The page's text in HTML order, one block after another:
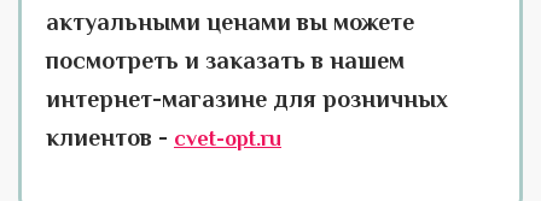
актуальными ценами вы можете
посмотреть и заказать в нашем
интернет-магазине для розничных
клиентов - cvet-opt.ru